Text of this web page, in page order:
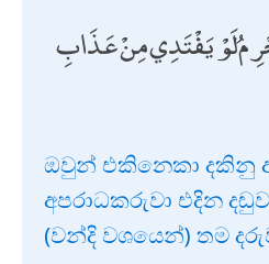
لَوْ يَفْتَدِي مِنْ عَذَابِ
ඔවුන් එකිනෙකා දකිනු
අපරාධකරුවා එදින
(වන්දි වශයෙන්) තම